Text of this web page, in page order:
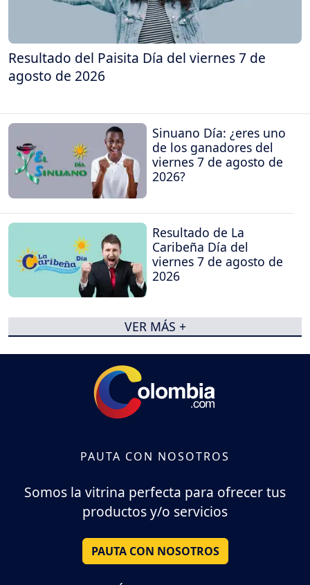
Resultado del Paisita Día del viernes 7 de
agosto de 2026
Sinuano Día: ¿eres uno
de los ganadores del
viernes 7 de agosto de
2026?
Resultado de La
Caribeña Día del
viernes 7 de agosto de
2026
VER MÁS +
PAUTA CON NOSOTROS
Somos la vitrina perfecta para ofrecer tus
productos y/o servicios
PAUTA CON NOSOTROS